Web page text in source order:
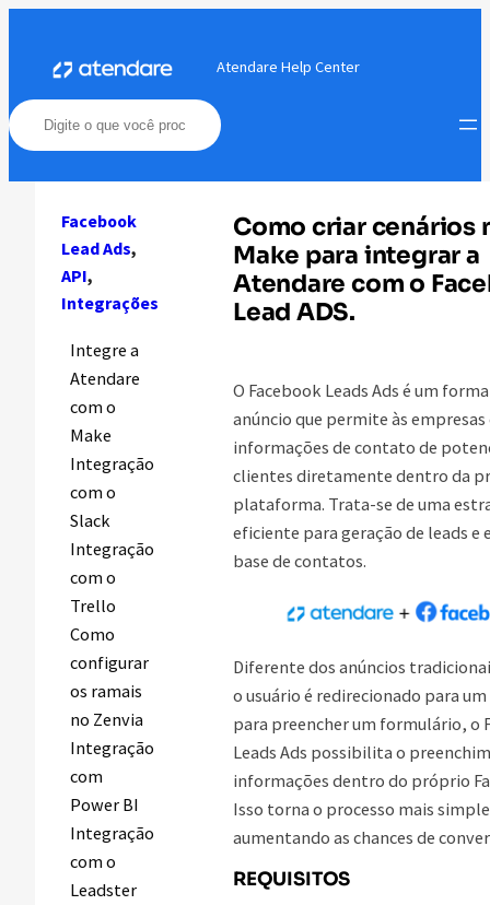
conteúdo
Atendare Help Center
Facebook
Lead Ads
API
Integrações
Integre a
Atendare
com o
Make
Integração
com o
Slack
Integração
com o
Trello
Como
configurar
os ramais
no Zenvia
Integração
com
Power BI
Integração
com o
Leadster
Como criar cenários
Make para integrar a
Atendare com o
Lead ADS.
O Facebook Leads Ads é um
anúncio que permite às
informações de contato de
clientes diretamente dentro da
plataforma. Trata-se de uma
eficiente para geração de leads e
base de contatos.
Diferente dos anúncios
o usuário é redirecionado para
para preencher um formulário, o
Leads Ads possibilita o
informações dentro do próprio
Isso torna o processo mais
aumentando as chances de
REQUISITOS